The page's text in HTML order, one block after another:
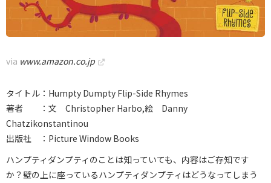
via www.amazon.co.jp
タイトル：Humpty Dumpty Flip-Side Rhymes
著者 ：文 Christopher Harbo,絵 Danny
Chatzikonstantinou
出版社 ：Picture Window Books
ハンプティダンプティのことは知っていても、内容はご存知です
か？壁の上に座っているハンプティダンプティはどうなってしまう